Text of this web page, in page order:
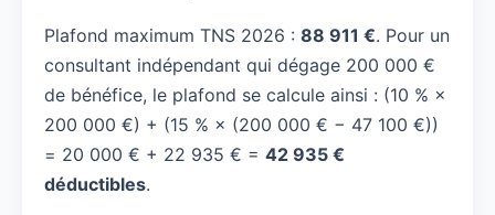
Plafond maximum TNS 2026 : 88 911 €. Pour un
consultant indépendant qui dégage 200 000 €
de bénéfice, le plafond se calcule ainsi : (10 % ×
200 000 €) + (15 % × (200 000 € − 47 100 €))
= 20 000 € + 22 935 € = 42 935 €
déductibles.